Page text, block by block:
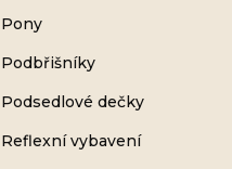
Pony
Podbřišníky
Podsedlové dečky
Reflexní vybavení